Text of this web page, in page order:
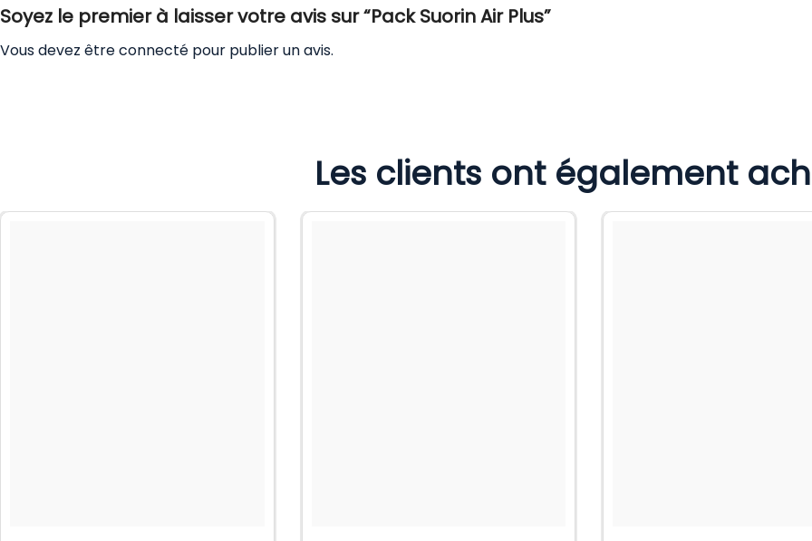
Soyez le premier à laisser votre avis sur “Pack Suorin Air Plus”
Vous devez êtreconnecté pour publier un avis.
Les clients ont également